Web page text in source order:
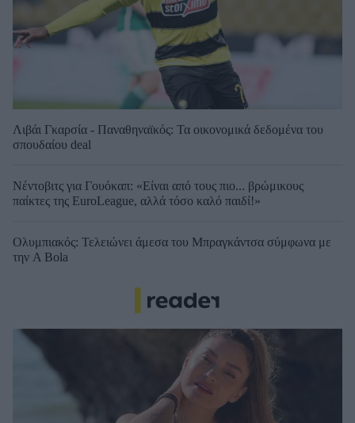
Λιβάι Γκαρσία - Παναθηναϊκός: Τα οικονομικά δεδομένα του
σπουδαίου deal
Νέντοβιτς για Γουόκαπ: «Είναι από τους πιο... βρώμικους
παίκτες της EuroLeague, αλλά τόσο καλό παιδί!»
Ολυμπιακός: Τελειώνει άμεσα του Μπραγκάντσα σύμφωνα με
την A Bola